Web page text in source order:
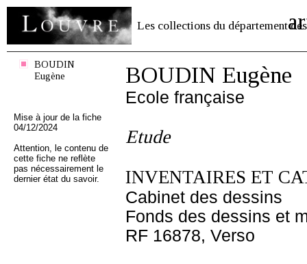
Les collections du département des
BOUDIN
Eugène
Mise à jour de la fiche
04/12/2024
Attention, le contenu de
cette fiche ne reflète
pas nécessairement le
dernier état du savoir.
BOUDIN Eugène
Ecole française
Etude
INVENTAIRES ET
Cabinet des dessins
Fonds des dessins et
RF 16878, Verso